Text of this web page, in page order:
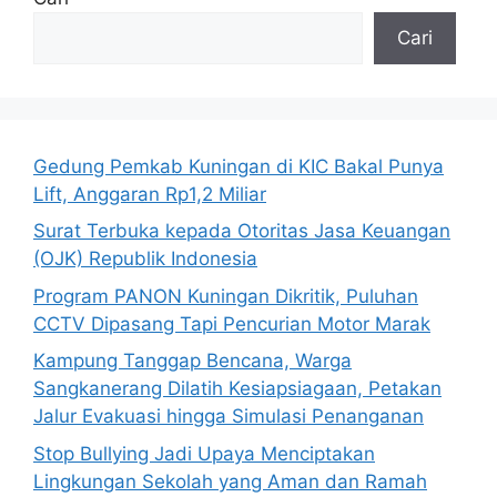
Cari
Gedung Pemkab Kuningan di KIC Bakal Punya
Lift, Anggaran Rp1,2 Miliar
Surat Terbuka kepada Otoritas Jasa Keuangan
(OJK) Republik Indonesia
Program PANON Kuningan Dikritik, Puluhan
CCTV Dipasang Tapi Pencurian Motor Marak
Kampung Tanggap Bencana, Warga
Sangkanerang Dilatih Kesiapsiagaan, Petakan
Jalur Evakuasi hingga Simulasi Penanganan
Stop Bullying Jadi Upaya Menciptakan
Lingkungan Sekolah yang Aman dan Ramah